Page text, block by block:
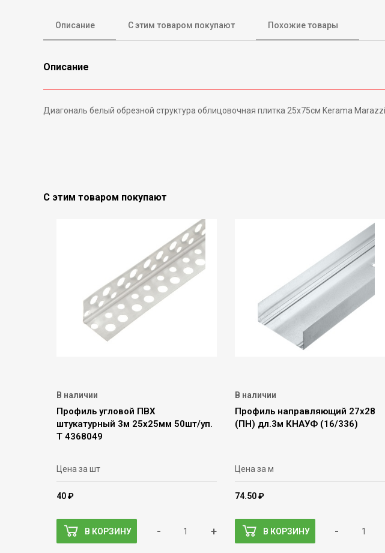
Описание С этим товаром покупают Похожие товары
Описание
Диагональ белый обрезной структура облицовочная плитка 25х75см Kerama
С этим товаром покупают
В наличии
Профиль угловой ПВХ
штукатурный 3м 25х25мм 50шт/уп.
Т 4368049
Цена за шт
40 ₽
В КОРЗИНУ - +
В наличии
Профиль направляющий 27х28
(ПН) дл.3м КНАУФ (16/336)
Цена за м
74.50 ₽
В КОРЗИНУ -